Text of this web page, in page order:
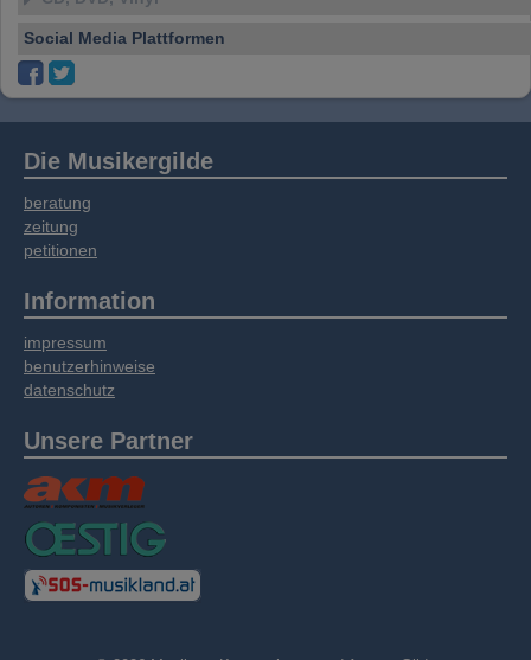
Social Media Plattformen
Die Musikergilde
beratung
zeitung
petitionen
Information
impressum
benutzerhinweise
datenschutz
Unsere Partner